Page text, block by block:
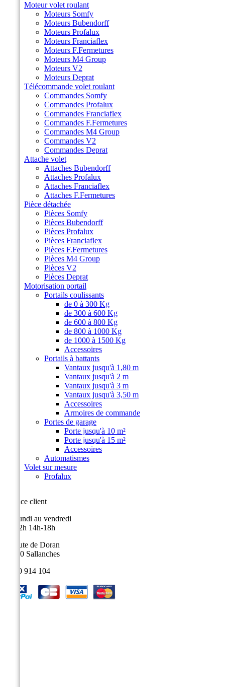
Moteur volet roulant
Moteurs Somfy
Moteurs Bubendorff
Moteurs Profalux
Moteurs Franciaflex
Moteurs F.Fermetures
Moteurs M4 Group
Moteurs V2
Moteurs Deprat
Télécommande volet roulant
Commandes Somfy
Commandes Profalux
Commandes Franciaflex
Commandes F.Fermetures
Commandes M4 Group
Commandes V2
Commandes Deprat
Attache volet
Attaches Bubendorff
Attaches Profalux
Attaches Franciaflex
Attaches F.Fermetures
Pièce détachée
Pièces Somfy
Pièces Bubendorff
Pièces Profalux
Pièces Franciaflex
Pièces F.Fermetures
Pièces M4 Group
Pièces V2
Pièces Deprat
Motorisation portail
Portails coulissants
de 0 à 300 Kg
de 300 à 600 Kg
de 600 à 800 Kg
de 800 à 1000 Kg
de 1000 à 1500 Kg
Accessoires
Portails à battants
Vantaux jusqu'à 1,80 m
Vantaux jusqu'à 2 m
Vantaux jusqu'à 3 m
Vantaux jusqu'à 3,50 m
Accessoires
Armoires de commande
Portes de garage
Porte jusqu'à 10 m²
Porte jusqu'à 15 m²
Accessoires
Automatismes
Volet sur mesure
Profalux
Service client
Du lundi au vendredi
9h-12h 14h-18h
9, route de Doran
74700 Sallanches
04 50 914 104